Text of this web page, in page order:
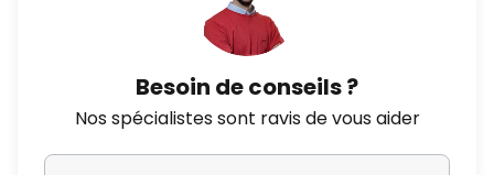
Besoin de conseils ?
Nos spécialistes sont ravis de vous aider